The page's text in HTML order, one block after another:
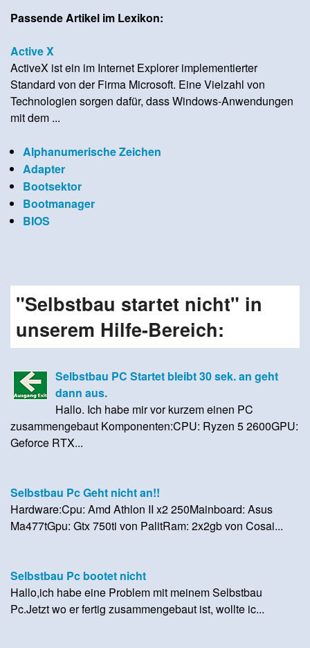
Passende Artikel im Lexikon:
Active X
ActiveX ist ein im Internet Explorer implementierter
Standard von der Firma Microsoft. Eine Vielzahl von
Technologien sorgen dafür, dass Windows-Anwendungen
mit dem ...
Alphanumerische Zeichen
Adapter
Bootsektor
Bootmanager
BIOS
"Selbstbau startet nicht" in
unserem Hilfe-Bereich:
Selbstbau PC Startet bleibt 30 sek. an geht
dann aus.
Hallo. Ich habe mir vor kurzem einen PC
zusammengebaut Komponenten:CPU: Ryzen 5 2600GPU:
Geforce RTX...
Selbstbau Pc Geht nicht an!!
Hardware:Cpu: Amd Athlon II x2 250Mainboard: Asus
Ma477tGpu: Gtx 750ti von PalitRam: 2x2gb von Cosai...
Selbstbau Pc bootet nicht
Hallo,ich habe eine Problem mit meinem Selbstbau
Pc.Jetzt wo er fertig zusammengebaut ist, wollte ic...